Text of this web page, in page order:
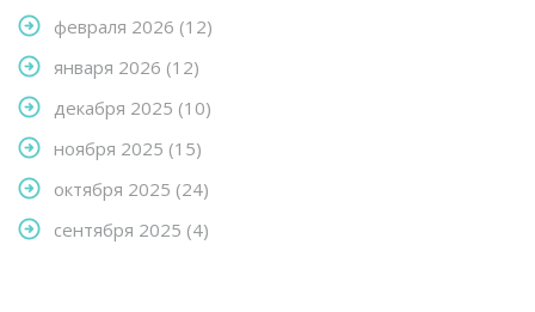
февраля 2026 (12)
января 2026 (12)
декабря 2025 (10)
ноября 2025 (15)
октября 2025 (24)
сентября 2025 (4)